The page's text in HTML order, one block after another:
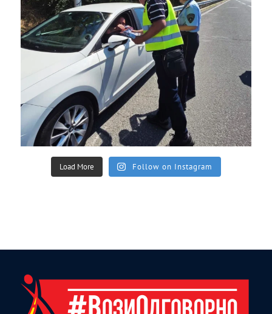
Load More Follow on Instagram